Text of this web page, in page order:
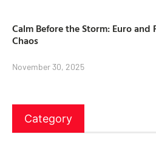
Calm Before the Storm: Euro
Chaos
November 30, 2025
Category